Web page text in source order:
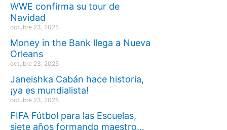
WWE confirma su tour de
Navidad
octubre 23, 2025
Money in the Bank llega a Nueva
Orleans
octubre 23, 2025
Janeishka Cabán hace historia,
¡ya es mundialista!
octubre 23, 2025
FIFA Fútbol para las Escuelas,
siete años formando maestro…